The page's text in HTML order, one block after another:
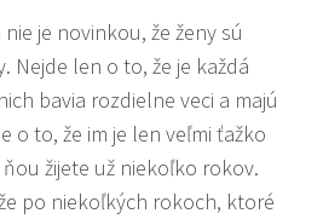
je novinkou, že ženy sú
Nejde len o to, že je každá
bavia rozdielne veci a majú
o to, že im je len veľmi ťažko
žijete už niekoľko rokov.
po niekoľkých rokoch, ktoré